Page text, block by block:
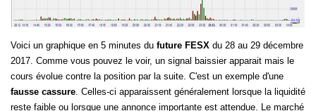
Voici un graphique en 5 minutes du future FESX du 28 au 29 décembre
2017. Comme vous pouvez le voir, un signal baissier apparait mais le
cours évolue contre la position par la suite. C'est un exemple d'une
fausse cassure. Celles-ci apparaissent généralement lorsque la liquidité
reste faible ou lorsque une annonce importante est attendue. Le marché